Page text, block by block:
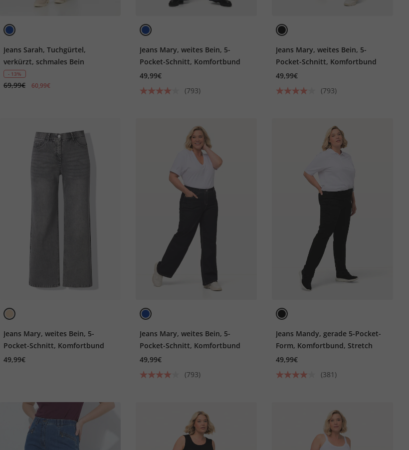
Jeans Sarah, Tuchgürtel,
verkürzt, schmales Bein
- 13%
69,99€ 60,99€
Jeans Mary, weites Bein, 5-
Pocket-Schnitt, Komfortbund
49,99€
(793)
Jeans Mary, weites Bein, 5-
Pocket-Schnitt, Komfortbund
49,99€
(793)
Jeans Mary, weites Bein, 5-
Pocket-Schnitt, Komfortbund
49,99€
Jeans Mary, weites Bein, 5-
Pocket-Schnitt, Komfortbund
49,99€
(793)
Jeans Mandy, gerade 5-Pocket-
Form, Komfortbund, Stretch
49,99€
(381)